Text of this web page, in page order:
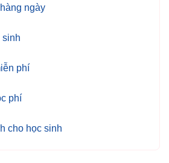
ngày
sinh
phí
phí
cho học sinh